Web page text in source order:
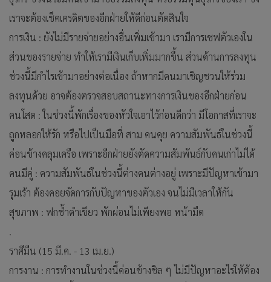
เราจะต้องเช็คเครดิตของอีกฝ่ายให้ดีก่อนตัดสินใจ
การเงิน : ยังไม่มีรายจ่ายอย่างอื่นเพิ่มเข้ามา เรามีการเซฟตัวเองใน
ส่วนของรายจ่าย ทำให้เรามีเงินเก็บเพิ่มมากขึ้น ส่วนด้านการลงทุน
ช่วงนี้มีกำไรเข้ามาอย่างต่อเนื่อง ถ้าหากมีคนมาเชิญชวนให้ร่วม
ลงทุนด้วย อาจต้องตรวจสอบสถานะทางการเงินของอีกฝ่ายก่อน
คนโสด : ในช่วงนี้พักเรื่องของหัวใจเอาไว้ก่อนดีกว่า มีโอกาสที่เราจะ
ถูกหลอกให้รัก หรือไปเป็นมือที่ สาม คนคุย ความสัมพันธ์ในช่วงนี้
ค่อนข้างคลุมเครือ เพราะอีกฝ่ายยังตัดความสัมพันธ์กับคนเก่าไม่ได้
คนมีคู่ : ความสัมพันธ์ในช่วงนี้ต่างคนต่างอยู่ เพราะมีปัญหาเข้ามา
รุมเร้า ต้องคอยจัดการกับปัญหาของตัวเอง จนไม่มีเวลาให้กัน
สุขภาพ : ฟกช้ำดำเขียว พักผ่อนไม่เพียงพอ หน้ามืด
.
ราศีมีน (15 มี.ค. - 13 เม.ย.)
การงาน : การทำงานในช่วงนี้ค่อนข้างชิล ๆ ไม่มีปัญหาอะไรให้ต้อง